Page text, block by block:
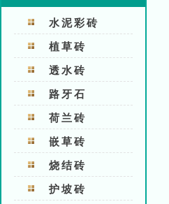
水泥彩砖
植草砖
透水砖
路牙石
荷兰砖
嵌草砖
烧结砖
护坡砖